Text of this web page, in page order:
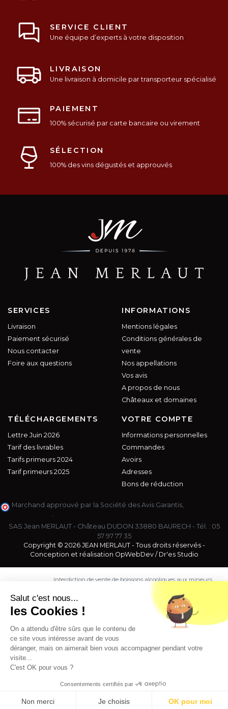
SERVICE CLIENT
Une équipe d’experts à votre disposition
LIVRAISON
Une livraison à domicile par transporteur spécialisé
PAIEMENT
100% sécurisé par carte bancaire ou virement
SÉLECTION
100% des vins dégustés et approuvés
SERVICES
Livraison
Paiement sécurisé
Nous contacter
Foire aux questions
INFORMATIONS
Mentions légales
Conditions générales de
vente
Nos appellations
Vos avis
A propos de nous
Châteaux et domaines
TÉLÉCHARGEMENTS
Lettre Juin 2026
Tarif des livrables
Tarifs primeurs 2024
Tarif primeurs 2025
VOTRE COMPTE
Informations personnelles
Commandes
Avoirs
Adresses
Bons de réduction
Marchand approuvé par la Société des Avis Garantis,
.
SAS Jean MERLAUT - Château DUDON 33880 BAURECH - Tél. : 05
57 97 77 35
Copyright © 2026 JEAN MERLAUT - Tous droits réservés -
Conception et réalisation OpWebDev/ Dr'es Studio
Interdiction de vente de boissons alcooliques aux mineurs
est exigée au moment de la vente en ligne.
CODE DE LA SANTE PUBLIQUE, ART. L. 3342-1 et L. 3353-3
L'abus d'alcool est dangereux pour la santé. Sachez
Salut c'est nous...
les Cookies !
On a attendu d'être sûrs que le contenu de
ce site vous intéresse avant de vous
déranger, mais on aimerait bien vous accompagner pendant votre
visite...
C'est OK pour vous ?
Consentements certifiés par
Non merci Je choisis OK pour moi
★★★★★